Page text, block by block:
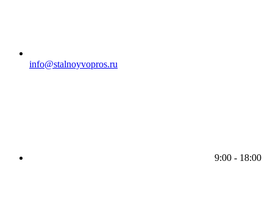
info@stalnoyvopros.ru
9:00 - 18:00